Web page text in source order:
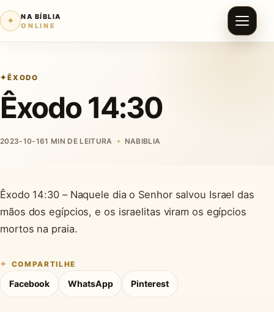
✦
NA BÍBLIA
ONLINE
ÊXODO
Êxodo 14:30
2023-10-161 MIN DE LEITURA NABIBLIA
Êxodo 14:30 – Naquele dia o Senhor salvou Israel das
mãos dos egípcios, e os israelitas viram os egípcios
mortos na praia.
COMPARTILHE
Facebook WhatsApp Pinterest